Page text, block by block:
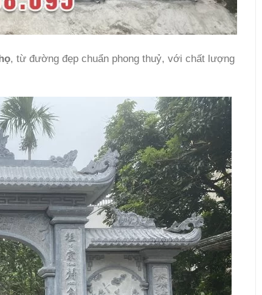
, từ đường đẹp chuẩn phong thuỷ, với chất lượng